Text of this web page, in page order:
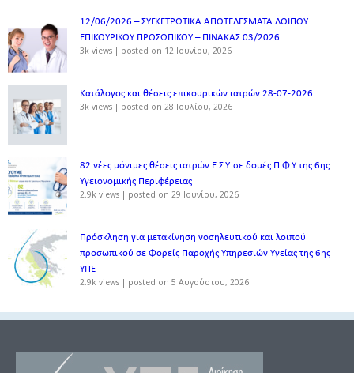
12/06/2026 – ΣΥΓΚΕΤΡΩΤΙΚΑ ΑΠΟΤΕΛΕΣΜΑΤΑ ΛΟΙΠΟΥ
ΕΠΙΚΟΥΡΙΚΟΥ ΠΡΟΣΩΠΙΚΟΥ – ΠΙΝΑΚΑΣ 03/2026
3k views | posted on 12 Ιουνίου, 2026
Κατάλογος και θέσεις επικουρικών ιατρών 28-07-2026
3k views | posted on 28 Ιουλίου, 2026
82 νέες μόνιμες θέσεις ιατρών Ε.Σ.Υ. σε δομές Π.Φ.Υ της 6ης
Υγειονομικής Περιφέρειας
2.9k views | posted on 29 Ιουνίου, 2026
Πρόσκληση για μετακίνηση νοσηλευτικού και λοιπού
προσωπικού σε Φορείς Παροχής Υπηρεσιών Υγείας της 6ης
ΥΠΕ
2.9k views | posted on 5 Αυγούστου, 2026